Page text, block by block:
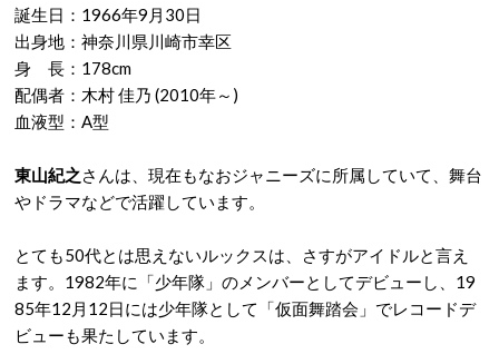
誕生日：1966年9月30日
出身地：神奈川県川崎市幸区
身 長：178cm
配偶者：木村 佳乃 (2010年～)
血液型：A型
東山紀之さんは、現在もなおジャニーズに所属していて、舞台
やドラマなどで活躍しています。
とても50代とは思えないルックスは、さすがアイドルと言え
ます。1982年に「少年隊」のメンバーとしてデビューし、19
85年12月12日には少年隊として「仮面舞踏会」でレコードデ
ビューも果たしています。